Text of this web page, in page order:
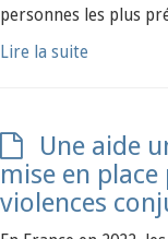
personnes les plus
Lire la suite
Une aide
mise en
violences